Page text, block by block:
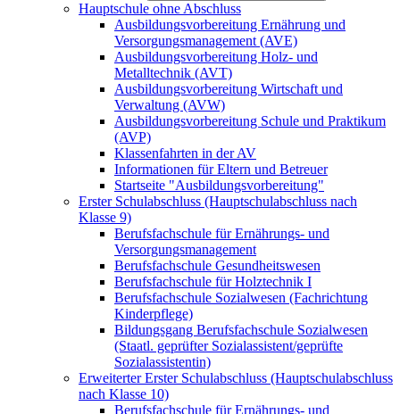
Hauptschule ohne Abschluss
Ausbildungsvorbereitung Ernährung und
Versorgungsmanagement (AVE)
Ausbildungsvorbereitung Holz- und
Metalltechnik (AVT)
Ausbildungsvorbereitung Wirtschaft und
Verwaltung (AVW)
Ausbildungsvorbereitung Schule und Praktikum
(AVP)
Klassenfahrten in der AV
Informationen für Eltern und Betreuer
Startseite "Ausbildungsvorbereitung"
Erster Schulabschluss (Hauptschulabschluss nach
Klasse 9)
Berufsfachschule für Ernährungs- und
Versorgungsmanagement
Berufsfachschule Gesundheitswesen
Berufsfachschule für Holztechnik I
Berufsfachschule Sozialwesen (Fachrichtung
Kinderpflege)
Bildungsgang Berufsfachschule Sozialwesen
(Staatl. geprüfter Sozialassistent/geprüfte
Sozialassistentin)
Erweiterter Erster Schulabschluss (Hauptschulabschluss
nach Klasse 10)
Berufsfachschule für Ernährungs- und